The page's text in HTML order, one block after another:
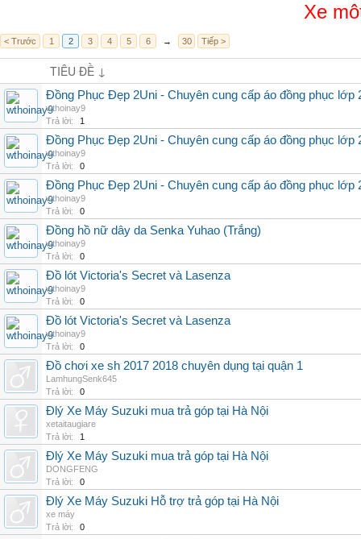
Xe
< Trước 1 2 3 4 5 6 → 30 Tiếp >
TIÊU ĐỀ ↓
Đồng Phục Đẹp 2Uni - Chuyên cung cấp áo đồng phục lớp
wthoinay9
Trả lời:
1
Đồng Phục Đẹp 2Uni - Chuyên cung cấp áo đồng phục lớp
wthoinay9
Trả lời:
0
Đồng Phục Đẹp 2Uni - Chuyên cung cấp áo đồng phục lớp
wthoinay9
Trả lời:
0
Đồng hồ nữ dây da Senka Yuhao (Trắng)
wthoinay9
Trả lời:
0
Đồ lót Victoria's Secret và Lasenza
wthoinay9
Trả lời:
0
Đồ lót Victoria's Secret và Lasenza
wthoinay9
Trả lời:
0
Đồ chơi xe sh 2017 2018 chuyên dụng tại quận 1
LamhungSenk645
Trả lời:
0
Đlý Xe Máy Suzuki mua trả góp tại Hà Nội‎
xetaitaugiare
Trả lời:
1
Đlý Xe Máy Suzuki mua trả góp tại Hà Nội‎
DONGFENG
Trả lời:
0
Đlý Xe Máy Suzuki Hỗ trợ trả góp tại Hà Nội‎
xe máy
Trả lời:
0